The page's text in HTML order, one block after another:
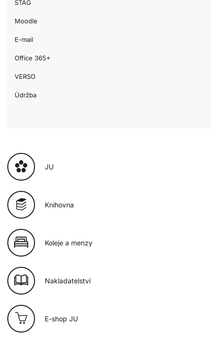
STAG
Moodle
E-mail
Office 365+
VERSO
Údržba
JU
Knihovna
Koleje a menzy
Nakladatelství
E-shop JU